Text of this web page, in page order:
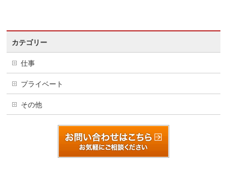
カテゴリー
仕事
プライベート
その他